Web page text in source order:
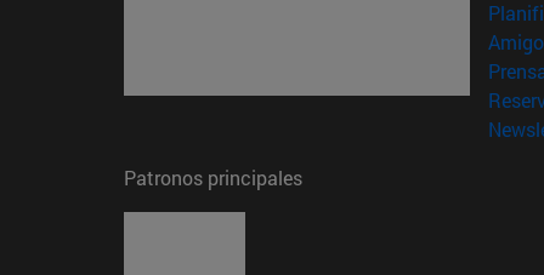
Patronos principales